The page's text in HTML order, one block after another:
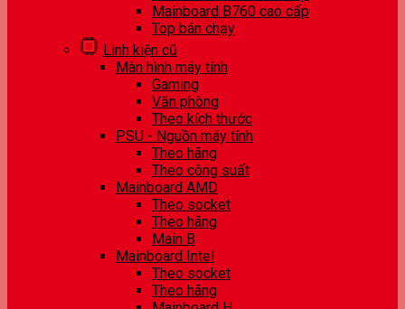
Mainboard B760 cao cấp
Top bán chạy
Linh kiện cũ
Màn hình máy tính
Gaming
Văn phòng
Theo kích thước
PSU - Nguồn máy tính
Theo hãng
Theo công suất
Mainboard AMD
Theo socket
Theo hãng
Main B
Mainboard Intel
Theo socket
Theo hãng